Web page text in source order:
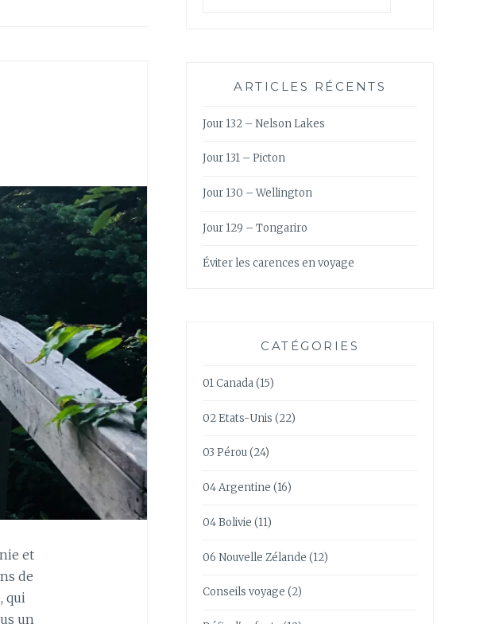
et
de
qui
un
ARTICLES RÉCENTS
Jour 132 – Nelson Lakes
Jour 131 – Picton
Jour 130 – Wellington
Jour 129 – Tongariro
Éviter les carences en voyage
CATÉGORIES
01 Canada(15)
02 Etats-Unis (22)
03 Pérou(24)
04 Argentine (16)
04 Bolivie (11)
06 Nouvelle Zélande (12)
Conseils voyage (2)